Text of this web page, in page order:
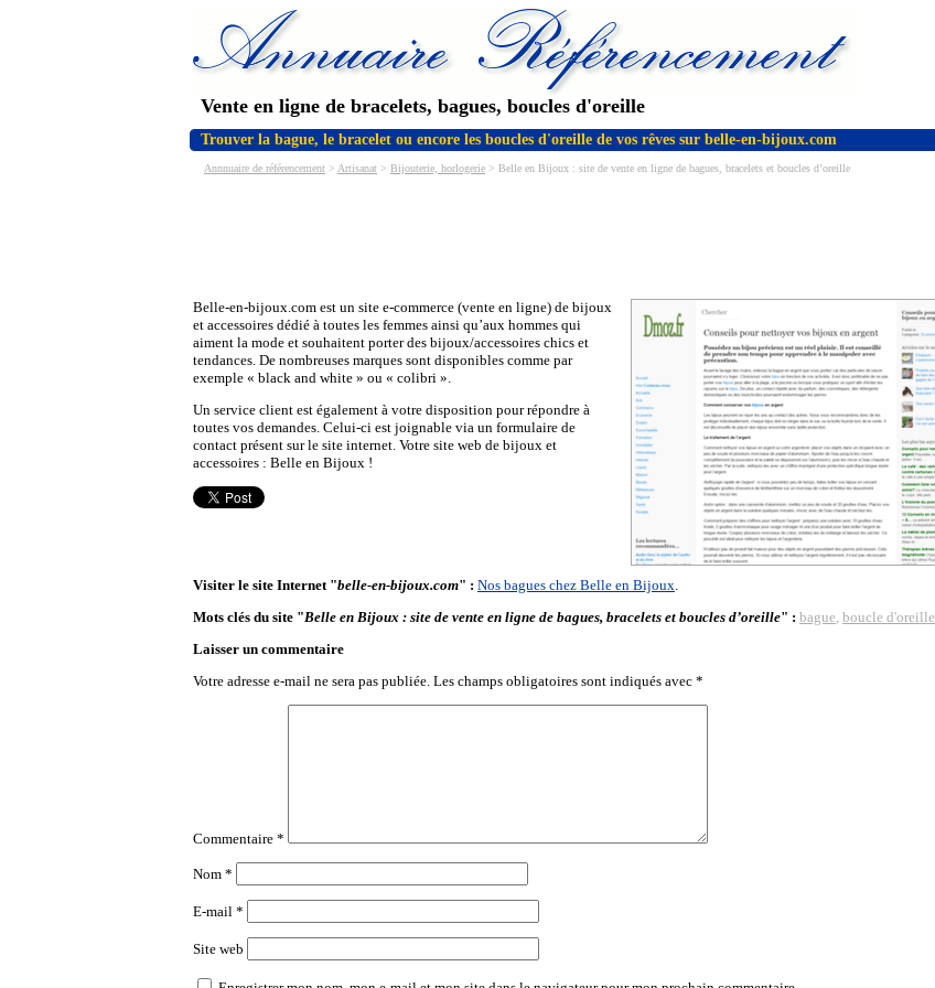
Vente en ligne de bracelets, bagues, boucles d'oreille
Trouver la bague, le bracelet ou encore les boucles d'oreille de vos rêves sur belle-en-bijoux.com
Annnuaire de référencement > Artisanat > Bijouterie, horlogerie > Belle en Bijoux : site de vente en ligne de bagues, bracelets et boucles d’oreille
Belle-en-bijoux.com est un site e-commerce (vente en ligne) de bijoux
et accessoires dédié à toutes les femmes ainsi qu’aux hommes qui
aiment la mode et souhaitent porter des bijoux/accessoires chics et
tendances. De nombreuses marques sont disponibles comme par
exemple « black and white » ou « colibri ».
Un service client est également à votre disposition pour répondre à
toutes vos demandes. Celui-ci est joignable via un formulaire de
contact présent sur le site internet. Votre site web de bijoux et
accessoires : Belle en Bijoux !
Visiter le site Internet "belle-en-bijoux.com" : Nos bagues chez Belle en Bijoux.
Mots clés du site "Belle en Bijoux : site de vente en ligne de bagues, bracelets et boucles d’oreille" : bague, boucle d'oreille
Laisser un commentaire
Votre adresse e-mail ne sera pas publiée. Les champs obligatoires sont indiqués avec *
Commentaire *
Nom *
E-mail *
Site web